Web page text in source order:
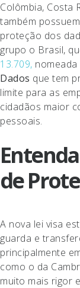
Colômbia, Costa
também
proteção dos
grupo o Brasil,
13.709,
Dados que tem
limite para as
cidadãos maior
pessoais.
de
A nova lei visa
guarda e
principalmente
como o da
muito mais rigor